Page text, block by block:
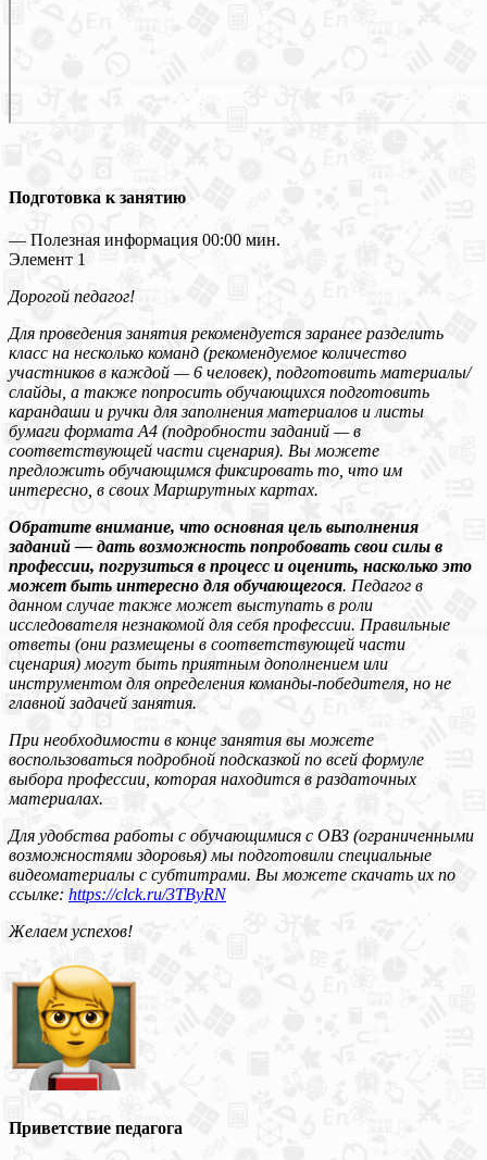
Подготовка к занятию
— Полезная информация 00:00 мин.
Элемент 1
Дорогой педагог!
Для проведения занятия рекомендуется заранее разделить
класс на несколько команд (рекомендуемое количество
участников в каждой — 6 человек), подготовить материалы/
слайды, а также попросить обучающихся подготовить
карандаши и ручки для заполнения материалов и листы
бумаги формата А4 (подробности заданий — в
соответствующей части сценария). Вы можете
предложить обучающимся фиксировать то, что им
интересно, в своих Маршрутных картах.
Обратите внимание, что основная цель выполнения
заданий — дать возможность попробовать свои силы в
профессии, погрузиться в процесс и оценить, насколько это
может быть интересно для обучающегося. Педагог в
данном случае также может выступать в роли
исследователя незнакомой для себя профессии. Правильные
ответы (они размещены в соответствующей части
сценария) могут быть приятным дополнением или
инструментом для определения команды-победителя, но не
главной задачей занятия.
При необходимости в конце занятия вы можете
воспользоваться подробной подсказкой по всей формуле
выбора профессии, которая находится в раздаточных
материалах.
Для удобства работы с обучающимися с ОВЗ (ограниченными
возможностями здоровья) мы подготовили специальные
видеоматериалы с субтитрами. Вы можете скачать их по
ссылке: https://clck.ru/3TByRN
Желаем успехов!
Приветствие педагога